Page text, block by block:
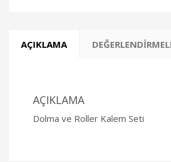
AÇIKLAMA
AÇIKLAMA
Dolma ve Roller Kalem Seti